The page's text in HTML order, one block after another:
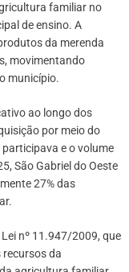
familiar no
de ensino. A
da merenda
movimentando
município.
ao longo dos
por meio do
e o volume
São Gabriel do Oeste
27% das
nº 11.947/2009, que
recursos da